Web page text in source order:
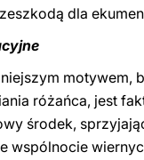
dla
motywem,
różańca, jest
środek,
wspólnocie